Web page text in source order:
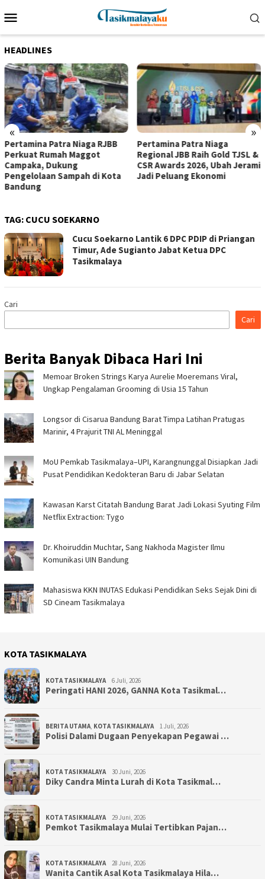
ke
Mobile
HEADLINES
« »
Pertamina Patra Niaga RJBB
Perkuat Rumah Maggot
Campaka, Dukung
Pengelolaan Sampah di Kota
Bandung
Pertamina Patra Niaga
Regional JBB Raih Gold TJSL &
CSR Awards 2026, Ubah Jerami
Jadi Peluang Ekonomi
TAG: CUCU SOEKARNO
Cucu Soekarno Lantik 6 DPC PDIP di Priangan
Timur, Ade Sugianto Jabat Ketua DPC
Tasikmalaya
Cari
Cari
Berita Banyak Dibaca Hari Ini
Memoar Broken Strings Karya Aurelie Moeremans Viral,
Ungkap Pengalaman Grooming di Usia 15 Tahun
Longsor di Cisarua Bandung Barat Timpa Latihan Pra­tugas
Marinir, 4 Prajurit TNI AL Meninggal
MoU Pemkab Tasikmalaya–UPI, Karangnunggal Disiapkan Jadi
Pusat Pendidikan Kedokteran Baru di Jabar Selatan
Kawasan Karst Citatah Bandung Barat Jadi Lokasi Syuting Film
Netflix Extraction: Tygo
Dr. Khoiruddin Muchtar, Sang Nakhoda Magister Ilmu
Komunikasi UIN Bandung
Mahasiswa KKN INUTAS Edukasi Pendidikan Seks Sejak Dini di
SD Cineam Tasikmalaya
KOTA TASIKMALAYA
KOTA TASIKMALAYA 6 Juli, 2026
Peringati HANI 2026, GANNA Kota Tasikmal…
BERITA UTAMA KOTA TASIKMALAYA 1 Juli, 2026
Polisi Dalami Dugaan Penyekapan Pegawai …
KOTA TASIKMALAYA 30 Juni, 2026
Diky Candra Minta Lurah di Kota Tasikmal…
KOTA TASIKMALAYA 29 Juni, 2026
Pemkot Tasikmalaya Mulai Tertibkan Pajan…
KOTA TASIKMALAYA 28 Juni, 2026
Wanita Cantik Asal Kota Tasikmalaya Hila…